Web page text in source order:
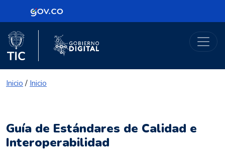
Logo Gobierno de Colombia
Portal Gobierno Digital
Logo del Ministerio TIC
Inicio/ Inicio
Guía de Estándares de Calidad e
Interoperabilidad